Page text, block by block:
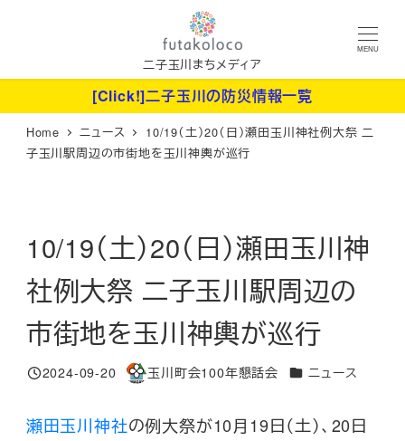
ン
二子玉川まちメディア
MENU
[Click!]二子玉川の防災情報一覧
Home ニュース
10/19（土）20（日）瀬田玉川神社例大祭 二
子玉川駅周辺の市街地を玉川神輿が巡行
10/19（土）20（日）瀬田玉川神
社例大祭 二子玉川駅周辺の
市街地を玉川神輿が巡行
投稿日
2024-09-20
著
玉川町会100年懇話会 カテゴリー
ニュース
瀬田玉川神社の例大祭が10月19日（土）、20日